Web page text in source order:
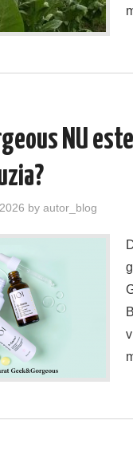
NU
by autor_blog